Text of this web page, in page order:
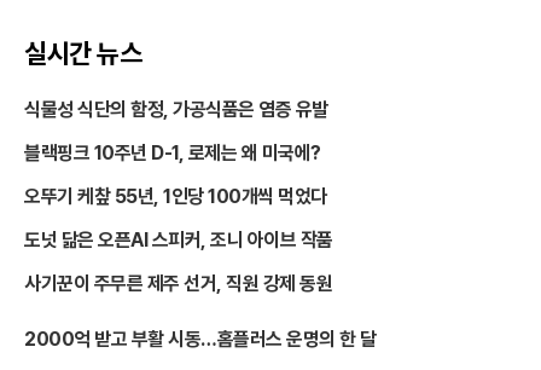
실시간 뉴스
식물성 식단의 함정, 가공식품은 염증 유발
블랙핑크 10주년 D-1, 로제는 왜 미국에?
오뚜기 케챂 55년, 1인당 100개씩 먹었다
도넛 닮은 오픈AI 스피커, 조니 아이브 작품
사기꾼이 주무른 제주 선거, 직원 강제 동원
2000억 받고 부활 시동…홈플러스 운명의 한 달